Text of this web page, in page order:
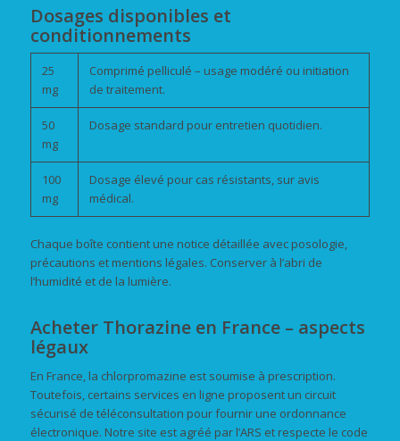
Dosages disponibles et
conditionnements
25
mg
Comprimé pelliculé – usage modéré ou initiation
de traitement.
50
mg
Dosage standard pour entretien quotidien.
100
mg
Dosage élevé pour cas résistants, sur avis
médical.
Chaque boîte contient une notice détaillée avec posologie,
précautions et mentions légales. Conserver à l’abri de
l’humidité et de la lumière.
Acheter Thorazine en France – aspects
légaux
En France, la chlorpromazine est soumise à prescription.
Toutefois, certains services en ligne proposent un circuit
sécurisé de téléconsultation pour fournir une ordonnance
électronique. Notre site est agréé par l’ARS et respecte le code